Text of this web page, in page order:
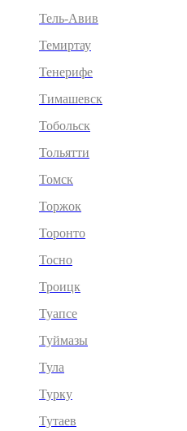
Тель-Авив
Темиртау
Тенерифе
Тимашевск
Тобольск
Тольятти
Томск
Торжок
Торонто
Тосно
Троицк
Туапсе
Туймазы
Тула
Турку
Тутаев